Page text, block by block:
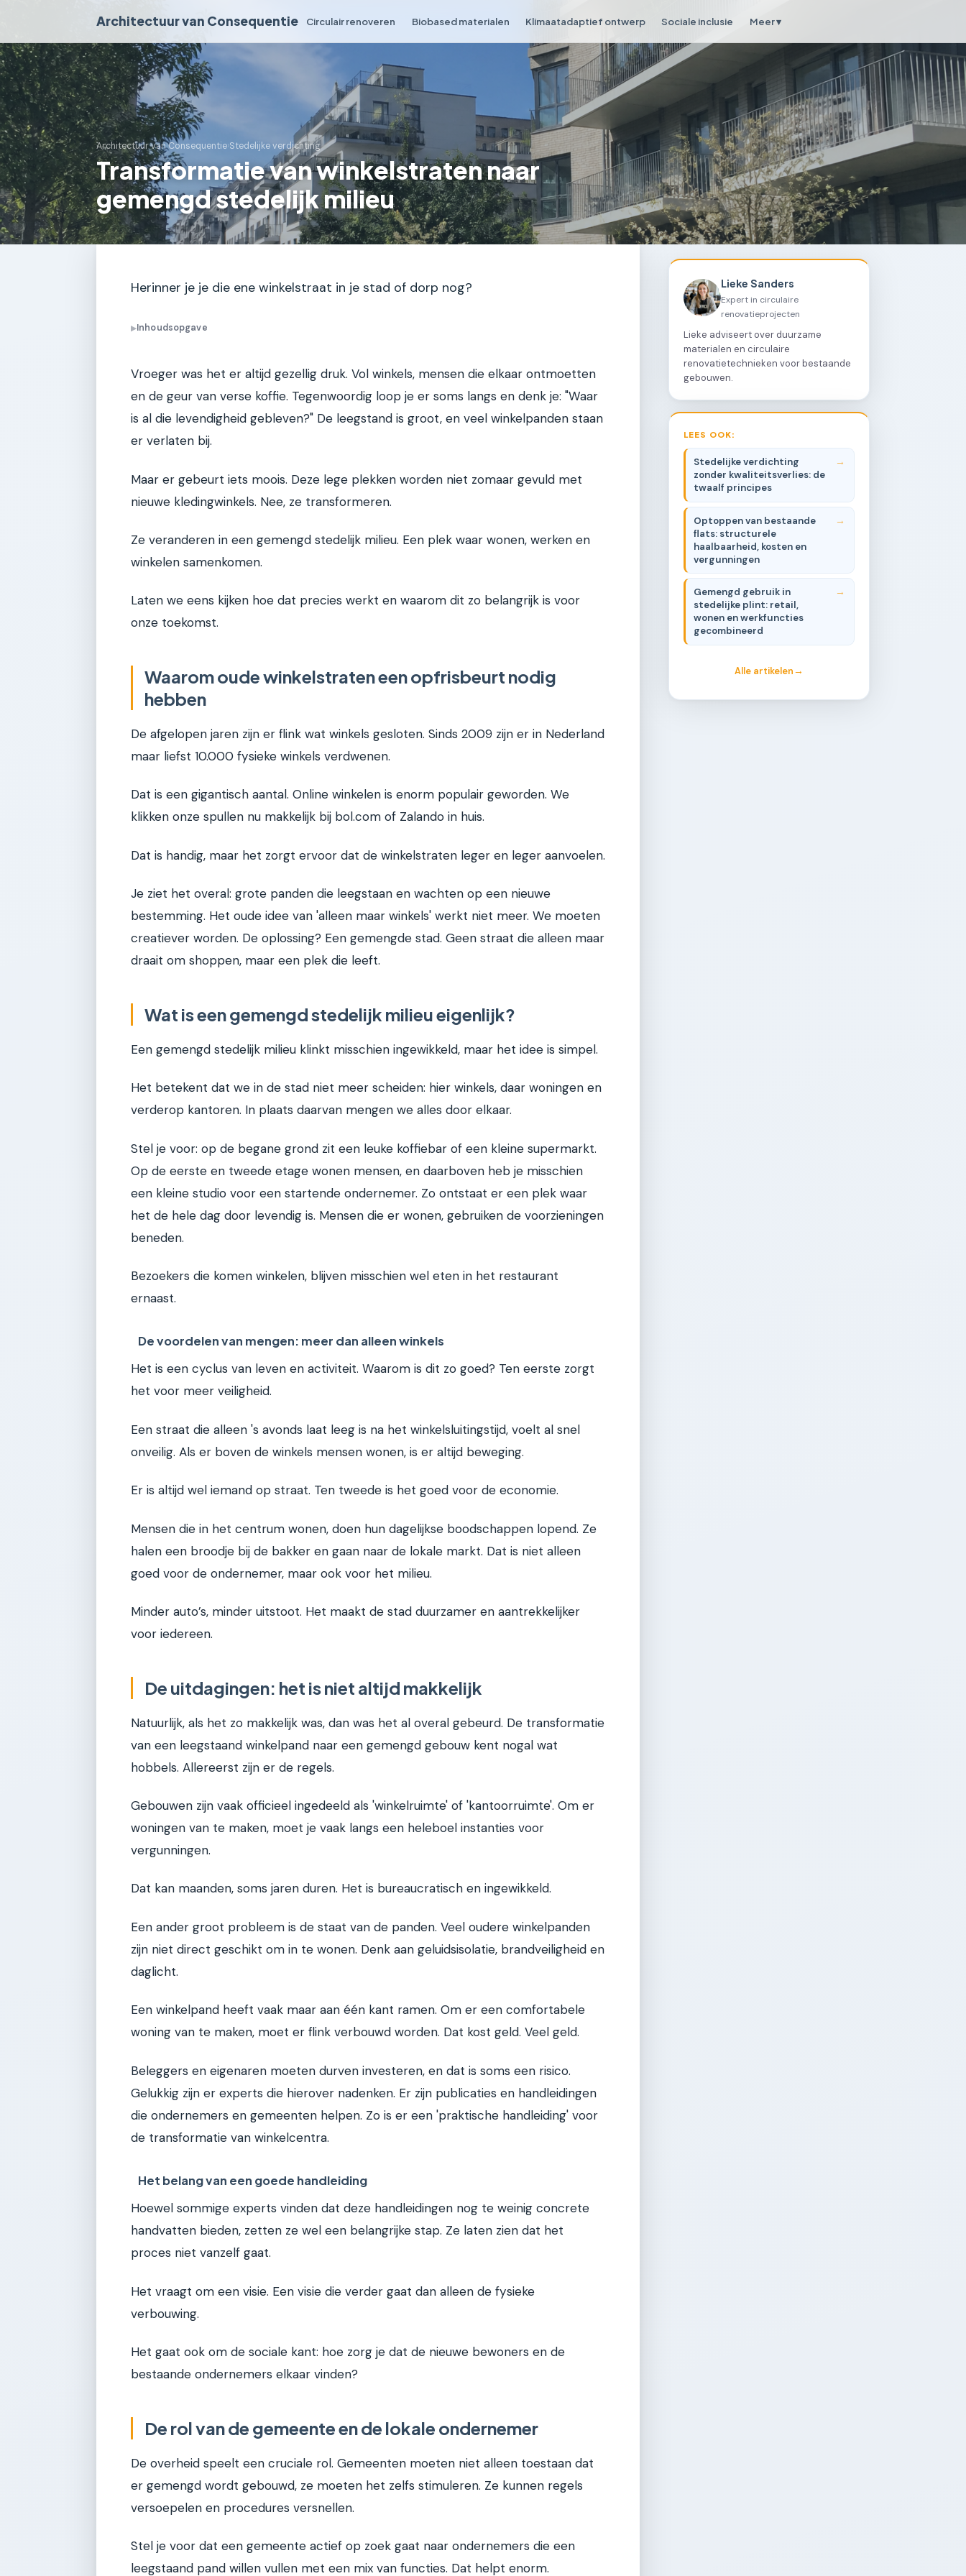
Architectuur van Consequentie Circulair renoveren Biobased materialen Klimaatadaptief ontwerp Sociale inclusie Meer ▾
Architectuur van Consequentie›Stedelijke verdichting
Transformatie van winkelstraten naar
gemengd stedelijk milieu
Herinner je je die ene winkelstraat in je stad of dorp nog?
▶Inhoudsopgave
Vroeger was het er altijd gezellig druk. Vol winkels, mensen die elkaar ontmoetten
en de geur van verse koffie. Tegenwoordig loop je er soms langs en denk je: "Waar
is al die levendigheid gebleven?" De leegstand is groot, en veel winkelpanden staan
er verlaten bij.
Maar er gebeurt iets moois. Deze lege plekken worden niet zomaar gevuld met
nieuwe kledingwinkels. Nee, ze transformeren.
Ze veranderen in een gemengd stedelijk milieu. Een plek waar wonen, werken en
winkelen samenkomen.
Laten we eens kijken hoe dat precies werkt en waarom dit zo belangrijk is voor
onze toekomst.
Waarom oude winkelstraten een opfrisbeurt nodig
hebben
De afgelopen jaren zijn er flink wat winkels gesloten. Sinds 2009 zijn er in Nederland
maar liefst 10.000 fysieke winkels verdwenen.
Dat is een gigantisch aantal. Online winkelen is enorm populair geworden. We
klikken onze spullen nu makkelijk bij bol.com of Zalando in huis.
Dat is handig, maar het zorgt ervoor dat de winkelstraten leger en leger aanvoelen.
Je ziet het overal: grote panden die leegstaan en wachten op een nieuwe
bestemming. Het oude idee van 'alleen maar winkels' werkt niet meer. We moeten
creatiever worden. De oplossing? Een gemengde stad. Geen straat die alleen maar
draait om shoppen, maar een plek die leeft.
Wat is een gemengd stedelijk milieu eigenlijk?
Een gemengd stedelijk milieu klinkt misschien ingewikkeld, maar het idee is simpel.
Het betekent dat we in de stad niet meer scheiden: hier winkels, daar woningen en
verderop kantoren. In plaats daarvan mengen we alles door elkaar.
Stel je voor: op de begane grond zit een leuke koffiebar of een kleine supermarkt.
Op de eerste en tweede etage wonen mensen, en daarboven heb je misschien
een kleine studio voor een startende ondernemer. Zo ontstaat er een plek waar
het de hele dag door levendig is. Mensen die er wonen, gebruiken de voorzieningen
beneden.
Bezoekers die komen winkelen, blijven misschien wel eten in het restaurant
ernaast.
De voordelen van mengen: meer dan alleen winkels
Het is een cyclus van leven en activiteit. Waarom is dit zo goed? Ten eerste zorgt
het voor meer veiligheid.
Een straat die alleen 's avonds laat leeg is na het winkelsluitingstijd, voelt al snel
onveilig. Als er boven de winkels mensen wonen, is er altijd beweging.
Er is altijd wel iemand op straat. Ten tweede is het goed voor de economie.
Mensen die in het centrum wonen, doen hun dagelijkse boodschappen lopend. Ze
halen een broodje bij de bakker en gaan naar de lokale markt. Dat is niet alleen
goed voor de ondernemer, maar ook voor het milieu.
Minder auto’s, minder uitstoot. Het maakt de stad duurzamer en aantrekkelijker
voor iedereen.
De uitdagingen: het is niet altijd makkelijk
Natuurlijk, als het zo makkelijk was, dan was het al overal gebeurd. De transformatie
van een leegstaand winkelpand naar een gemengd gebouw kent nogal wat
hobbels. Allereerst zijn er de regels.
Gebouwen zijn vaak officieel ingedeeld als 'winkelruimte' of 'kantoorruimte'. Om er
woningen van te maken, moet je vaak langs een heleboel instanties voor
vergunningen.
Dat kan maanden, soms jaren duren. Het is bureaucratisch en ingewikkeld.
Een ander groot probleem is de staat van de panden. Veel oudere winkelpanden
zijn niet direct geschikt om in te wonen. Denk aan geluidsisolatie, brandveiligheid en
daglicht.
Een winkelpand heeft vaak maar aan één kant ramen. Om er een comfortabele
woning van te maken, moet er flink verbouwd worden. Dat kost geld. Veel geld.
Beleggers en eigenaren moeten durven investeren, en dat is soms een risico.
Gelukkig zijn er experts die hierover nadenken. Er zijn publicaties en handleidingen
die ondernemers en gemeenten helpen. Zo is er een 'praktische handleiding' voor
de transformatie van winkelcentra.
Het belang van een goede handleiding
Hoewel sommige experts vinden dat deze handleidingen nog te weinig concrete
handvatten bieden, zetten ze wel een belangrijke stap. Ze laten zien dat het
proces niet vanzelf gaat.
Het vraagt om een visie. Een visie die verder gaat dan alleen de fysieke
verbouwing.
Het gaat ook om de sociale kant: hoe zorg je dat de nieuwe bewoners en de
bestaande ondernemers elkaar vinden?
De rol van de gemeente en de lokale ondernemer
De overheid speelt een cruciale rol. Gemeenten moeten niet alleen toestaan dat
er gemengd wordt gebouwd, ze moeten het zelfs stimuleren. Ze kunnen regels
versoepelen en procedures versnellen.
Stel je voor dat een gemeente actief op zoek gaat naar ondernemers die een
leegstaand pand willen vullen met een mix van functies. Dat helpt enorm.
Lieke Sanders
Expert in circulaire
renovatieprojecten
Lieke adviseert over duurzame
materialen en circulaire
renovatietechnieken voor bestaande
gebouwen.
LEES OOK:
Stedelijke verdichting
zonder kwaliteitsverlies: de
twaalf principes
Optoppen van bestaande
flats: structurele
haalbaarheid, kosten en
vergunningen
Gemengd gebruik in
stedelijke plint: retail,
wonen en werkfuncties
gecombineerd
Alle artikelen